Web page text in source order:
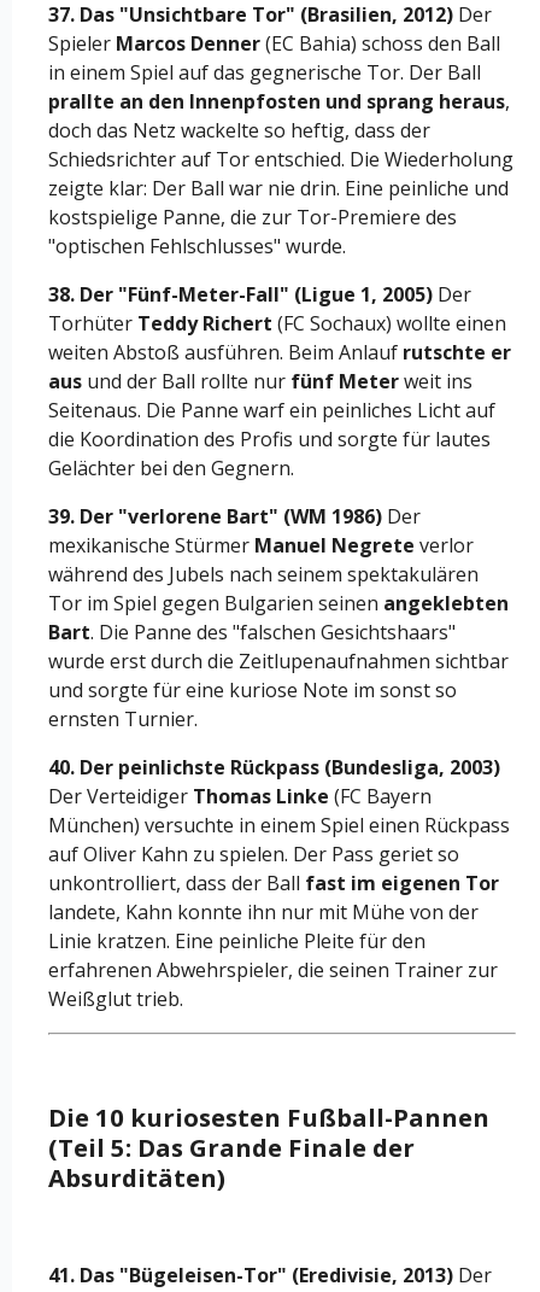
37. Das "Unsichtbare Tor" (Brasilien, 2012) Der
Spieler Marcos Denner(EC Bahia) schoss den Ball
in einem Spiel auf das gegnerische Tor. Der Ball
prallte an den Innenpfosten und sprang heraus,
doch das Netz wackelte so heftig, dass der
Schiedsrichter auf Tor entschied. Die Wiederholung
zeigte klar: Der Ball war nie drin. Eine peinliche und
kostspielige Panne, die zur Tor-Premiere des
"optischen Fehlschlusses" wurde.
38. Der "Fünf-Meter-Fall" (Ligue 1, 2005) Der
Torhüter Teddy Richert (FC Sochaux) wollte einen
weiten Abstoß ausführen. Beim Anlauf rutschte er
aus und der Ball rollte nur fünf Meterweit ins
Seitenaus. Die Panne warf ein peinliches Licht auf
die Koordination des Profis und sorgte für lautes
Gelächter bei den Gegnern.
39. Der "verlorene Bart" (WM 1986) Der
mexikanische Stürmer Manuel Negrete verlor
während des Jubels nach seinem spektakulären
Tor im Spiel gegen Bulgarien seinen angeklebten
Bart. Die Panne des "falschen Gesichtshaars"
wurde erst durch die Zeitlupenaufnahmen sichtbar
und sorgte für eine kuriose Note im sonst so
ernsten Turnier.
40. Der peinlichste Rückpass (Bundesliga, 2003)
Der Verteidiger Thomas Linke (FC Bayern
München) versuchte in einem Spiel einen Rückpass
auf Oliver Kahn zu spielen. Der Pass geriet so
unkontrolliert, dass der Ball fast im eigenen Tor
landete, Kahn konnte ihn nur mit Mühe von der
Linie kratzen. Eine peinliche Pleite für den
erfahrenen Abwehrspieler, die seinen Trainer zur
Weißglut trieb.
Die 10 kuriosesten Fußball-Pannen
(Teil 5: Das Grande Finale der
Absurditäten)
41. Das "Bügeleisen-Tor" (Eredivisie, 2013) Der